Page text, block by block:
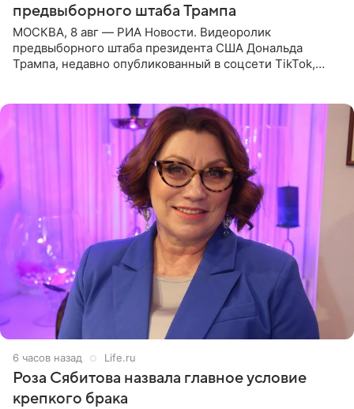
предвыборного штаба Трампа
МОСКВА, 8 авг — РИА Новости. Видеоролик
предвыборного штаба президента США Дональда
Трампа, недавно опубликованный в соцсети TikTok,
6 часов назад Life.ru
Роза Сябитова назвала главное условие
крепкого брака